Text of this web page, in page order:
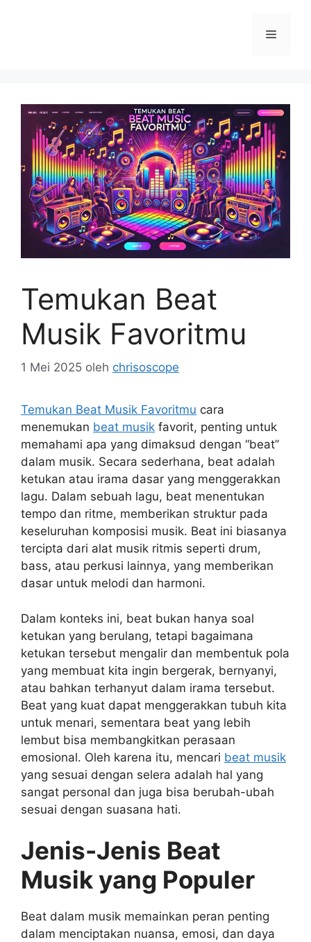
Menu
Temukan Beat
Musik Favoritmu
1 Mei 2025 oleh chrisoscope
Temukan Beat Musik Favoritmu cara
menemukan beat musik favorit, penting untuk
memahami apa yang dimaksud dengan “beat”
dalam musik. Secara sederhana, beat adalah
ketukan atau irama dasar yang menggerakkan
lagu. Dalam sebuah lagu, beat menentukan
tempo dan ritme, memberikan struktur pada
keseluruhan komposisi musik. Beat ini biasanya
tercipta dari alat musik ritmis seperti drum,
bass, atau perkusi lainnya, yang memberikan
dasar untuk melodi dan harmoni.
Dalam konteks ini, beat bukan hanya soal
ketukan yang berulang, tetapi bagaimana
ketukan tersebut mengalir dan membentuk pola
yang membuat kita ingin bergerak, bernyanyi,
atau bahkan terhanyut dalam irama tersebut.
Beat yang kuat dapat menggerakkan tubuh kita
untuk menari, sementara beat yang lebih
lembut bisa membangkitkan perasaan
emosional. Oleh karena itu, mencari beat musik
yang sesuai dengan selera adalah hal yang
sangat personal dan juga bisa berubah-ubah
sesuai dengan suasana hati.
Jenis-Jenis Beat
Musik yang Populer
Beat dalam musik memainkan peran penting
dalam menciptakan nuansa, emosi, dan daya